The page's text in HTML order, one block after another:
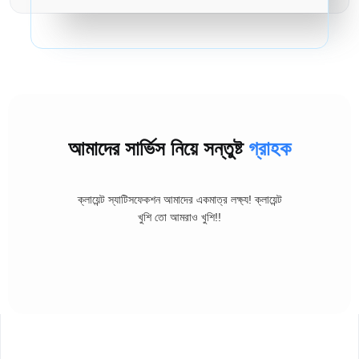
আমাদের সার্ভিস নিয়ে সন্তুষ্ট গ্রাহক
ক্লায়েন্ট স্যাটিসফেকশন আমাদের একমাত্র লক্ষ্য! ক্লায়েন্ট
খুশি তো আমরাও খুশি!!